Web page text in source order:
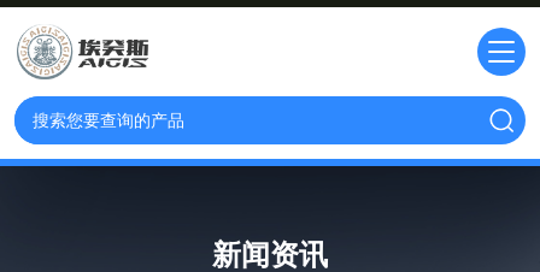
新闻资讯